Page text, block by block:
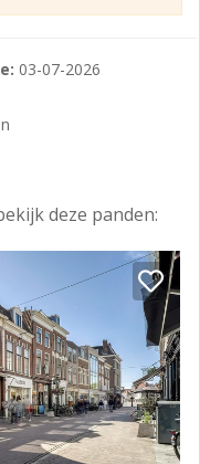
zijn op
is’ opgeleverd
belaste verkoop.
Bedrijfshuisvesting
03-07-2026
deze panden: